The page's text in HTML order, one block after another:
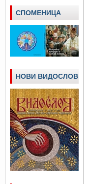
СПОМЕНИЦА
НОВИ ВИДОСЛОВ